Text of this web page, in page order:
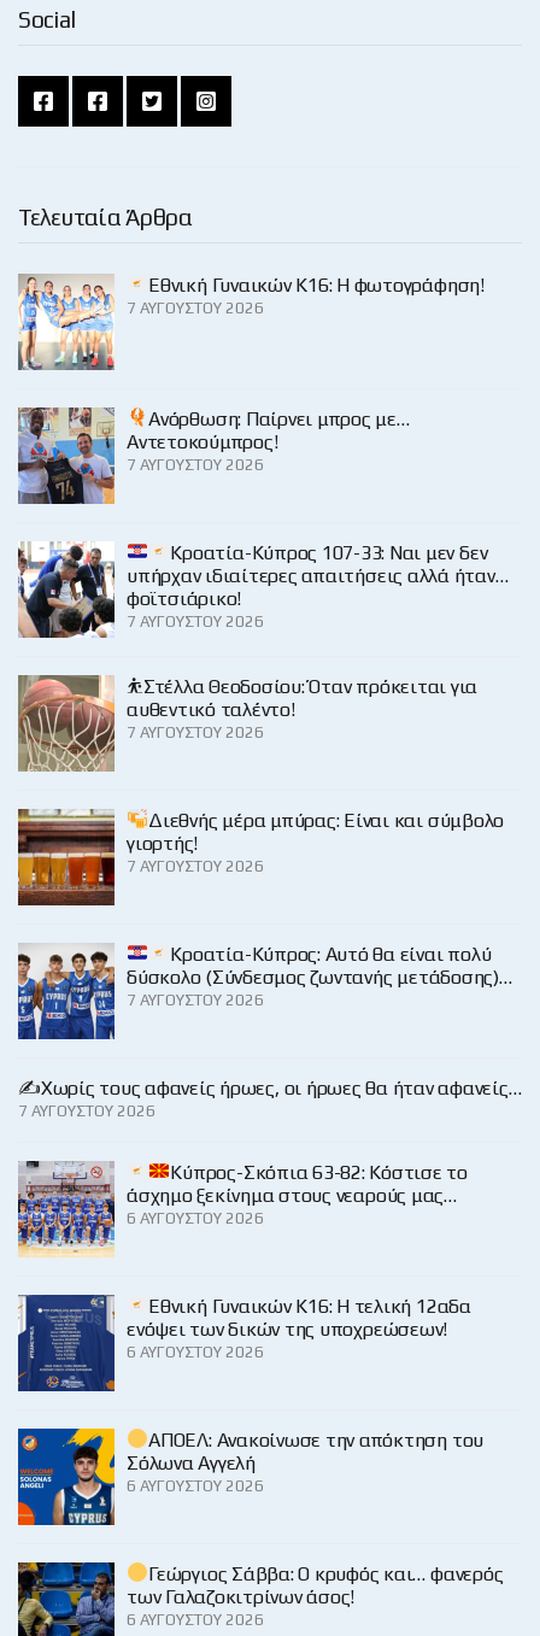
Social
Τελευταία Άρθρα
Εθνική Γυναικών Κ16: Η φωτογράφηση!
7 ΑΥΓΟΎΣΤΟΥ 2026
Ανόρθωση: Παίρνει μπρος με…
Αντετοκούμπρος!
7 ΑΥΓΟΎΣΤΟΥ 2026
Κροατία-Κύπρος 107-33: Ναι μεν δεν
υπήρχαν ιδιαίτερες απαιτήσεις αλλά ήταν…
φοϊτσιάρικο!
7 ΑΥΓΟΎΣΤΟΥ 2026
⛹️Στέλλα Θεοδοσίου: Όταν πρόκειται για
αυθεντικό ταλέντο!
7 ΑΥΓΟΎΣΤΟΥ 2026
Διεθνής μέρα μπύρας: Είναι και σύμβολο
γιορτής!
7 ΑΥΓΟΎΣΤΟΥ 2026
Κροατία-Κύπρος: Αυτό θα είναι πολύ
δύσκολο (Σύνδεσμος ζωντανής μετάδοσης)…
7 ΑΥΓΟΎΣΤΟΥ 2026
✍️Χωρίς τους αφανείς ήρωες, οι ήρωες θα ήταν αφανείς…
7 ΑΥΓΟΎΣΤΟΥ 2026
Κύπρος-Σκόπια 63-82: Κόστισε το
άσχημο ξεκίνημα στους νεαρούς μας…
6 ΑΥΓΟΎΣΤΟΥ 2026
Εθνική Γυναικών Κ16: Η τελική 12αδα
ενόψει των δικών της υποχρεώσεων!
6 ΑΥΓΟΎΣΤΟΥ 2026
ΑΠΟΕΛ: Ανακοίνωσε την απόκτηση του
Σόλωνα Αγγελή
6 ΑΥΓΟΎΣΤΟΥ 2026
Γεώργιος Σάββα: Ο κρυφός και… φανερός
των Γαλαζοκιτρίνων άσος!
6 ΑΥΓΟΎΣΤΟΥ 2026